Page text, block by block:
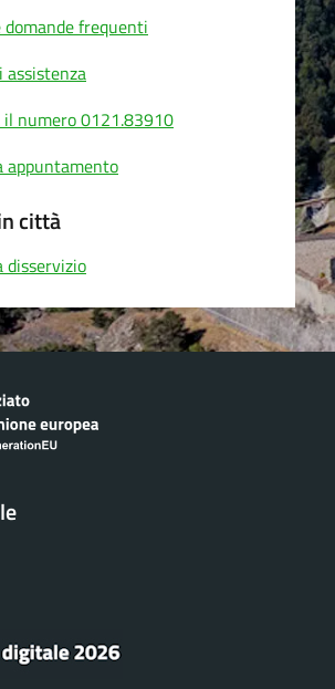
domande frequenti
assistenza
il numero 0121.83910
appuntamento
città
disservizio